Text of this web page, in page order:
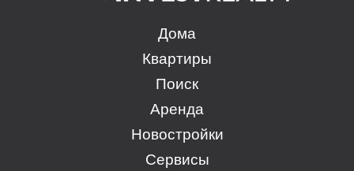
Дома
Квартиры
Поиск
Аренда
Новостройки
Сервисы